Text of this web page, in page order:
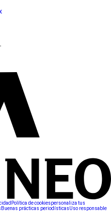
Política de cookiespersonaliza tus
Buenas prácticas periodísticasUso responsable